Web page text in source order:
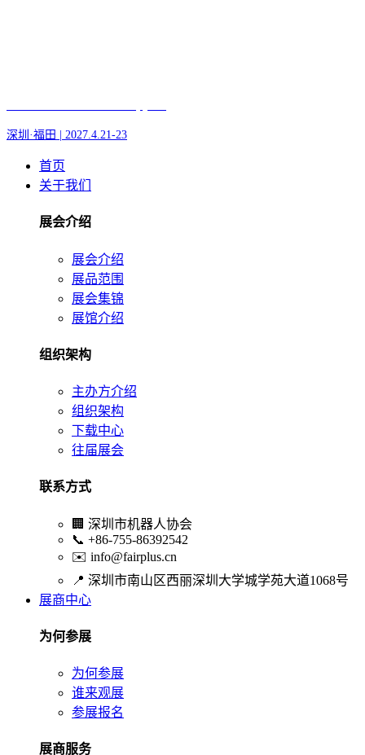
深圳·福田 | 2027.4.21-23
首页
关于我们
展会介绍
展会介绍
展品范围
展会集锦
展馆介绍
组织架构
主办方介绍
组织架构
下载中心
往届展会
联系方式
🏢 深圳市机器人协会
📞 +86-755-86392542
✉️ info@fairplus.cn
📍 深圳市南山区西丽深圳大学城学苑大道1068号
展商中心
为何参展
为何参展
谁来观展
参展报名
展商服务